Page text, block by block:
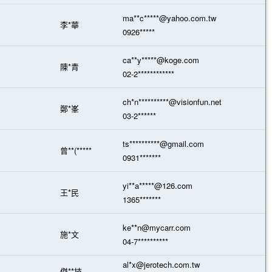
李*華
ma**c*****@yahoo.com.tw
0926*****
陳*青
ca**y*****@koge.com
02-2************
鄭*峯
ch*n**********@visionfun.net
03-2******
曾**(*****
ts**********@gmail.com
0931*******
王*民
yi**a*****@126.com
1365*******
施*文
ke**n@mycarr.com
04-7**********
al*x@jerotech.com.tw